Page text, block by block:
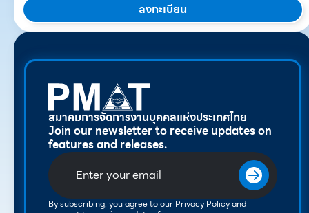
ลงทะเบียน
สมาคมการจัดการงานบุคคลแห่งประเทศไทย
Join our newsletter to receive updates on
features and releases.
By subscribing, you agree to our Privacy Policy and